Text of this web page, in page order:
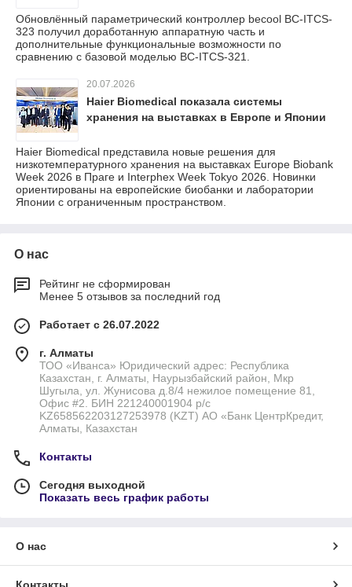
Обновлённый параметрический контроллер becool BC-ITCS-
323 получил доработанную аппаратную часть и
дополнительные функциональные возможности по
сравнению с базовой моделью BC-ITCS-321.
20.07.2026
Haier Biomedical показала системы
хранения на выставках в Европе и Японии
Haier Biomedical представила новые решения для
низкотемпературного хранения на выставках Europe Biobank
Week 2026 в Праге и Interphex Week Tokyo 2026. Новинки
ориентированы на европейские биобанки и лаборатории
Японии с ограниченным пространством.
О нас
Рейтинг не сформирован
Менее 5 отзывов за последний год
Работает с 26.07.2022
г. Алматы
ТОО «Иванса» Юридический адрес: Республика
Казахстан, г. Алматы, Наурызбайский район, Мкр
Шугыла, ул. Жунисова д.8/4 нежилое помещение 81,
Офис #2. БИН 221240001904 р/с
KZ658562203127253978 (KZT) АО «Банк ЦентрКредит,
Алматы, Казахстан
Контакты
Сегодня выходной
Показать весь график работы
О нас
Контакты